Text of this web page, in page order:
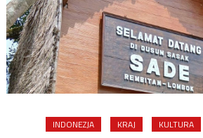
INDONEZJA KRAJ KULTURA